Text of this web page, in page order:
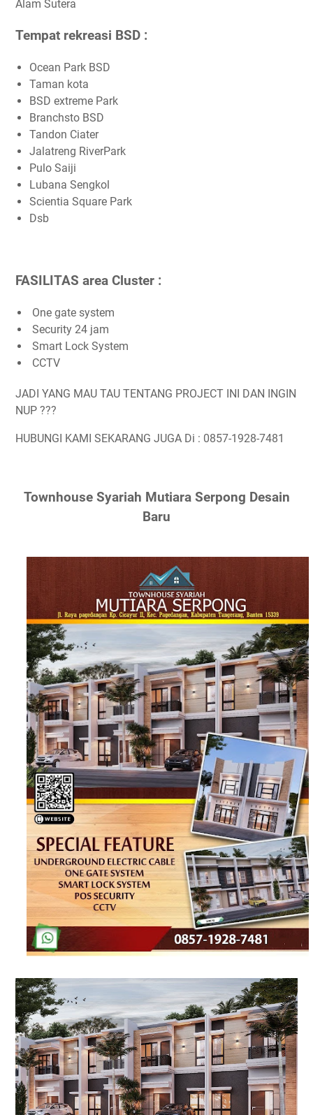
Alam Sutera
Tempat rekreasi BSD :
Ocean Park BSD
Taman kota
BSD extreme Park
Branchsto BSD
Tandon Ciater
Jalatreng RiverPark
Pulo Saiji
Lubana Sengkol
Scientia Square Park
Dsb
FASILITAS area Cluster :
One gate system
Security 24 jam
Smart Lock System
CCTV
JADI YANG MAU TAU TENTANG PROJECT INI DAN INGIN
NUP ???
HUBUNGI KAMI SEKARANG JUGA Di : 0857-1928-7481
Townhouse Syariah Mutiara Serpong Desain
Baru